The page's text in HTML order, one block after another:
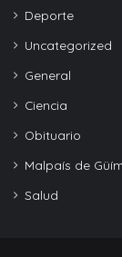
Deporte
Uncategorized
General
Ciencia
Obituario
Malpaís de
Salud